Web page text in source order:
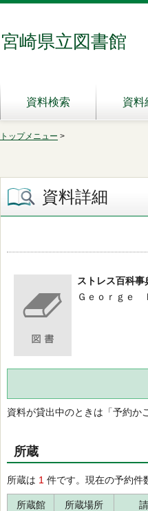
宮崎県立図書館
資料検索 資料
トップメニュー >
資料詳細
ストレス百科事
Ｇｅｏｒｇｅ
資料が貸出中のときは「予約か
所蔵
所蔵は 1 件です。現在の予約件
所蔵館 所蔵場所